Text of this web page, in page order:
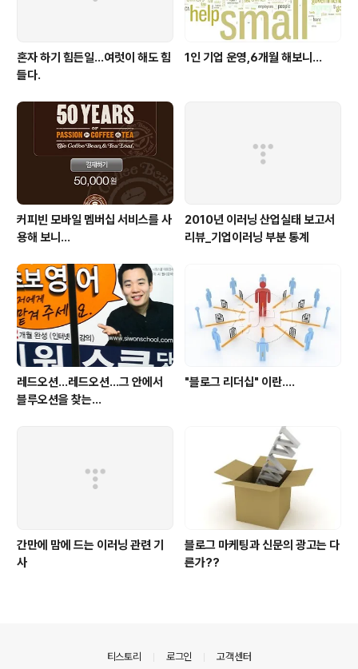
혼자 하기 힘든일…여럿이 해도 힘
들다.
1인 기업 운영,6개월 해보니...
커피빈 모바일 멤버십 서비스를 사
용해 보니...
2010년 이러닝 산업실태 보고서
리뷰_기업이러닝 부분 통계
레드오션...레드오션...그 안에서
블루오션을 찾는...
"블로그 리더십" 이란....
간만에 맘에 드는 이러닝 관련 기
사
블로그 마케팅과 신문의 광고는 다
른가??
티스토리 로그인 고객센터